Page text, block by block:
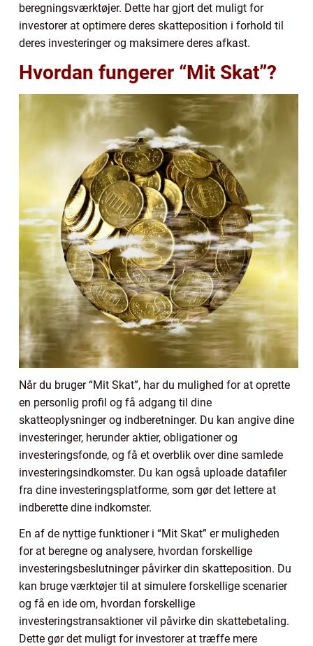
beregningsværktøjer. Dette har gjort det muligt for
investorer at optimere deres skatteposition i forhold til
deres investeringer og maksimere deres afkast.
Hvordan fungerer “Mit Skat”?
Når du bruger “Mit Skat”, har du mulighed for at oprette
en personlig profil og få adgang til dine
skatteoplysninger og indberetninger. Du kan angive dine
investeringer, herunder aktier, obligationer og
investeringsfonde, og få et overblik over dine samlede
investeringsindkomster. Du kan også uploade datafiler
fra dine investeringsplatforme, som gør det lettere at
indberette dine indkomster.
En af de nyttige funktioner i “Mit Skat” er muligheden
for at beregne og analysere, hvordan forskellige
investeringsbeslutninger påvirker din skatteposition. Du
kan bruge værktøjer til at simulere forskellige scenarier
og få en ide om, hvordan forskellige
investeringstransaktioner vil påvirke din skattebetaling.
Dette gør det muligt for investorer at træffe mere